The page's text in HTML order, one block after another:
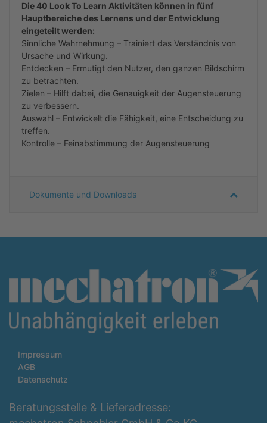
Die 40 Look To Learn Aktivitäten können in fünf
Hauptbereiche des Lernens und der Entwicklung
eingeteilt werden:
Sinnliche Wahrnehmung – Trainiert das Verständnis von
Ursache und Wirkung.
Entdecken – Ermutigt den Nutzer, den ganzen Bildschirm
zu betrachten.
Zielen – Hilft dabei, die Genauigkeit der Augensteuerung
zu verbessern.
Auswahl – Entwickelt die Fähigkeit, eine Entscheidung zu
treffen.
Kontrolle – Feinabstimmung der Augensteuerung
Dokumente und Downloads
Impressum
AGB
Datenschutz
Beratungsstelle & Lieferadresse: